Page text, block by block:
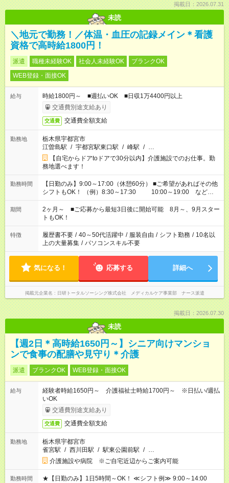
掲載日：2026.07.31
未読
＼地元で勤務！／体温・血圧の記録メイン＊看護
資格で高時給1800円！
派遣 職種未経験OK 社会人未経験OK
ブランクOK
WEB登録・面接OK
給与
時給1800円～ ■週払いOK ■日収1万4400円以上
交通費別途支給あり
交通費 交通費全額支給
勤務地
栃木県宇都宮市
江曽島駅 / 宇都宮駅東口駅 / 峰駅 / …
【自宅からドアtoドアで30分以内】介護施設でのお仕事。勤
務地選べます！
勤務時間
【日勤のみ】9:00～17:00（休憩60分） ■ご希望があればその他
シフトもOK！ （例）8:30～17:30 10:00～19:00 など
「家族とお休みを合わせたい」 「できれば残業はしたくない」
など、あなたのご希望に沿ったお仕事をご紹介します！ ※Wワ
ーク希望の方へ 今ご覧のお仕事で希望する勤務時間と、もう1つ
のお仕事の勤務時間。 合計で週40時間を超える場合は応募でき
ません
期間
2ヶ月～ ■ご応募から最短3日後に開始可能 8月～、9月スター
トもOK！
特徴 履歴書不要 / 40～50代活躍中 / 服装自由 / シフト勤務 / 10名以
上の大量募集 / パソコンスキル不要
気になる！ 応募する 詳細へ
掲載元企業名 日研トータルソーシング株式会社 メディカルケア事業部 ナース派遣
掲載日：2026.07.30
未読
【週2日＊高時給1650円～】シニア向けマンショ
ンで食事の配膳や見守り＊介護
派遣 ブランクOK WEB登録・面接OK
給与
経験者時給1650円～ 介護福祉士時給1700円～ ※日払い/週払
いOK
交通費別途支給あり
交通費 交通費全額支給
勤務地
栃木県宇都宮市
雀宮駅 / 西川田駅 / 駅東公園前駅 / …
介護施設や病院 ※ご自宅近辺からご案内可能
勤務時間 ★【日勤のみ】1日5時間～OK！ ≪シフト例≫ 9:00～14:00